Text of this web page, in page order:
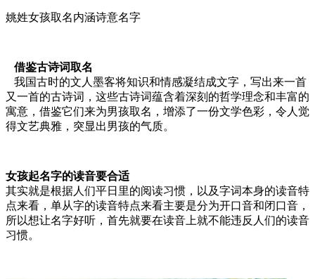
姚姓女孩取名内涵诗意名字
借鉴古诗词取名
我国古时的文人墨客将知识和情感凝结成文字，写出来一首
又一首的古诗词，这些古诗词蕴含着深刻的哲学理念和丰富的
寓意，借鉴它们来为男孩取名，增添了一份文学色彩，令人觉
得文艺典雅，突显出男孩的气质。
女孩起名字的读音要合适
其实就是根据人们平日里的阅读习惯，以及字词本身的读音特
点来看，单从字的读音特点来看主要是分为开口音和闭口音，
所以想让名字好听，首先就要在读音上就不能违反人们的读音
习惯。